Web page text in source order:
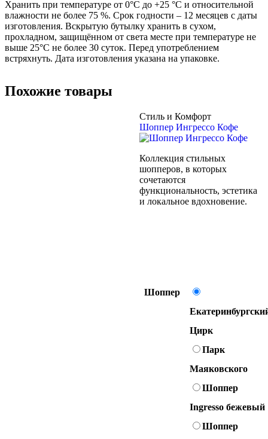
Хранить при температуре от 0°С до +25 °C и относительной
влажности не более 75 %. Срок годности – 12 месяцев с даты
изготовления. Вскрытую бутылку хранить в сухом,
прохладном, защищённом от света месте при температуре не
выше 25°C не более 30 суток. Перед употреблением
встряхнуть. Дата изготовления указана на упаковке.
Похожие товары
Стиль и Комфорт
Шоппер Ингрессо Кофе
Коллекция стильных
шопперов, в которых
сочетаются
функциональность, эстетика
и локальное вдохновение.
Шоппер
Цирк
Парк
Маяковского
Шоппер
Ingresso бежевый
Шоппер